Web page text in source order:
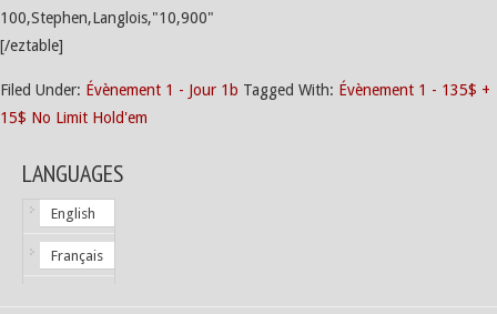
100,Stephen,Langlois,"10,900"
[/eztable]
Filed Under: Évènement 1 - Jour 1b Tagged With: Évènement 1 - 135$ +
15$ No Limit Hold'em
LANGUAGES
English
Français